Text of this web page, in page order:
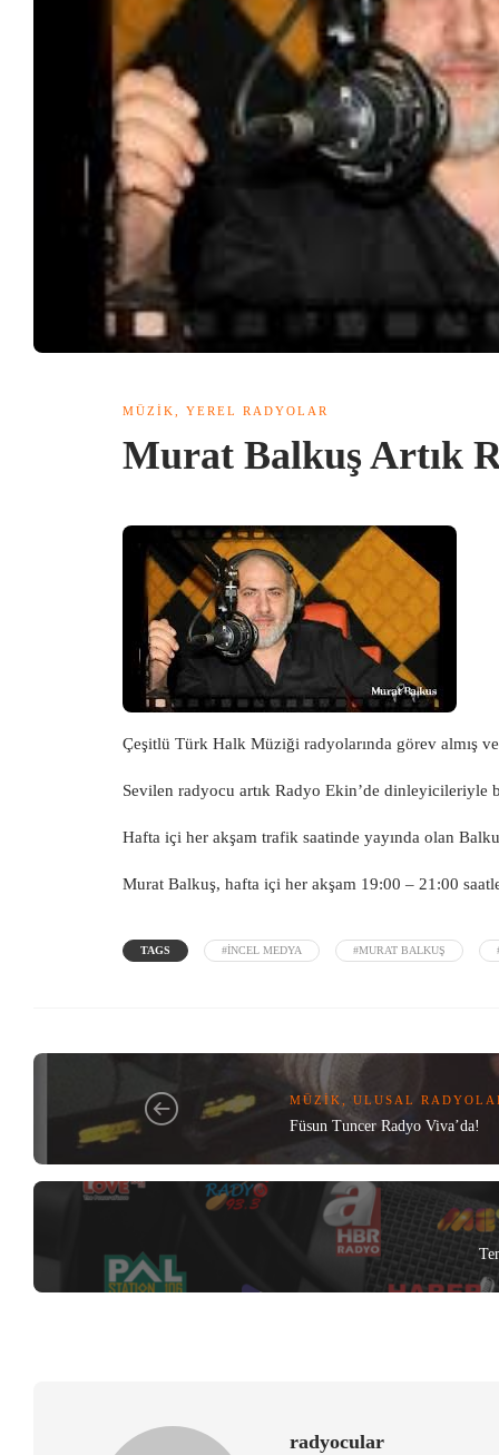
MÜZIK YEREL RADYOLAR
Murat Balkuş Artık
Çeşitlü Türk Halk Müziği radyolarında görev almış
Sevilen radyocu artık Radyo Ekin’de dinleyicileriyle
Hafta içi her akşam trafik saatinde yayında olan
Murat Balkuş, hafta içi her akşam 19:00 – 21:00
TAGS #INCEL MEDYA #MURAT BALKUŞ
MÜZIK ULUSAL
Füsun Tuncer Radyo Viva’da!
radyocular